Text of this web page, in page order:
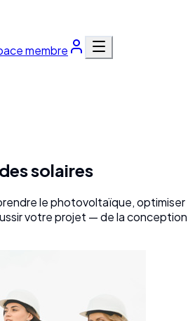
membre
solaires
le photovoltaïque, optimiser
votre projet — de la conception